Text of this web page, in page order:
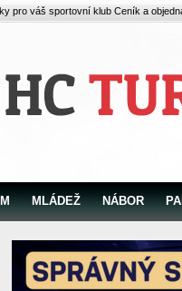
pro váš sportovní klub Ceník a
MLÁDEŽ NÁBOR